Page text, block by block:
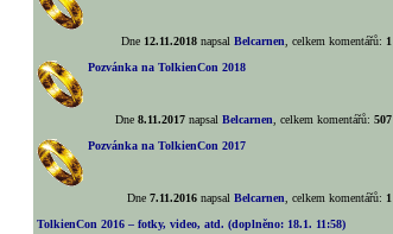
Dne 12.11.2018napsal Belcarnen , celkem komentářů: 1
Pozvánka na TolkienCon 2018
Dne 8.11.2017napsal Belcarnen , celkem komentářů: 507
Pozvánka na TolkienCon 2017
Dne 7.11.2016napsal Belcarnen , celkem komentářů: 1
TolkienCon 2016 – fotky, video, atd. (doplněno: 18.1. 11:58)